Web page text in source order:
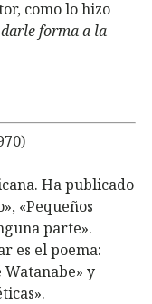
como lo hizo
darle forma a la
Ha publicado
«Pequeños
parte».
es el poema:
Watanabe» y